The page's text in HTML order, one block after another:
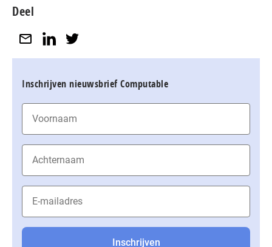
Deel
Inschrijven nieuwsbrief Computable